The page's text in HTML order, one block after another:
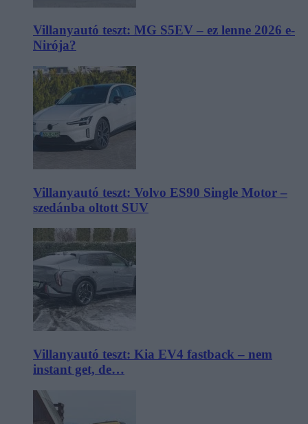
Villanyautó teszt: MG S5EV – ez lenne 2026 e-
Nirója?
Villanyautó teszt: Volvo ES90 Single Motor –
szedánba oltott SUV
Villanyautó teszt: Kia EV4 fastback – nem
instant get, de…